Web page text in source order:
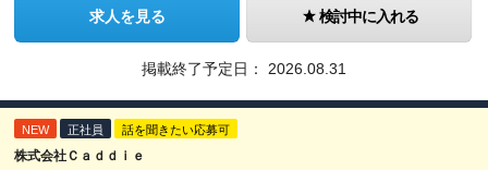
求人を見る 検討中に入れる
掲載終了予定日： 2026.08.31
NEW 正社員 話を聞きたい応募可
株式会社Ｃａｄｄｉｅ